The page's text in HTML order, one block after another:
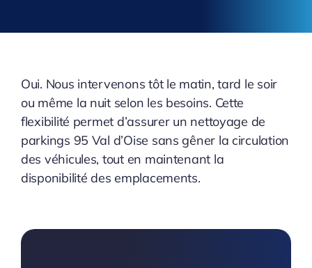
Oui. Nous intervenons tôt le matin, tard le soir
ou même la nuit selon les besoins. Cette
flexibilité permet d’assurer un nettoyage de
parkings 95 Val d’Oise sans gêner la circulation
des véhicules, tout en maintenant la
disponibilité des emplacements.